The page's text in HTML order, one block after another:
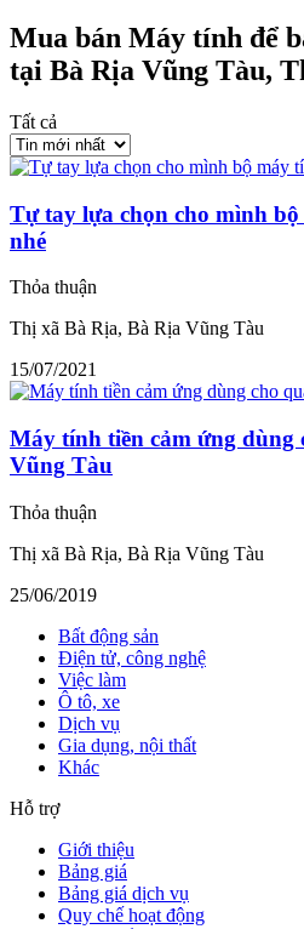
Mua bán Máy tính để
tại Bà Rịa Vũng Tàu,
Tất cả
Tự tay lựa chọn cho mình
nhé
Thỏa thuận
Thị xã Bà Rịa, Bà Rịa Vũng Tàu
15/07/2021
Máy tính tiền cảm ứng
Vũng Tàu
Thỏa thuận
Thị xã Bà Rịa, Bà Rịa Vũng Tàu
25/06/2019
Bất động sản
Điện tử, công nghệ
Việc làm
Ô tô, xe
Dịch vụ
Gia dụng, nội thất
Khác
Hỗ trợ
Giới thiệu
Bảng giá
Bảng giá dịch vụ
Quy chế hoạt động